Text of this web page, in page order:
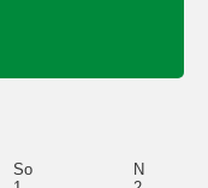
So
N